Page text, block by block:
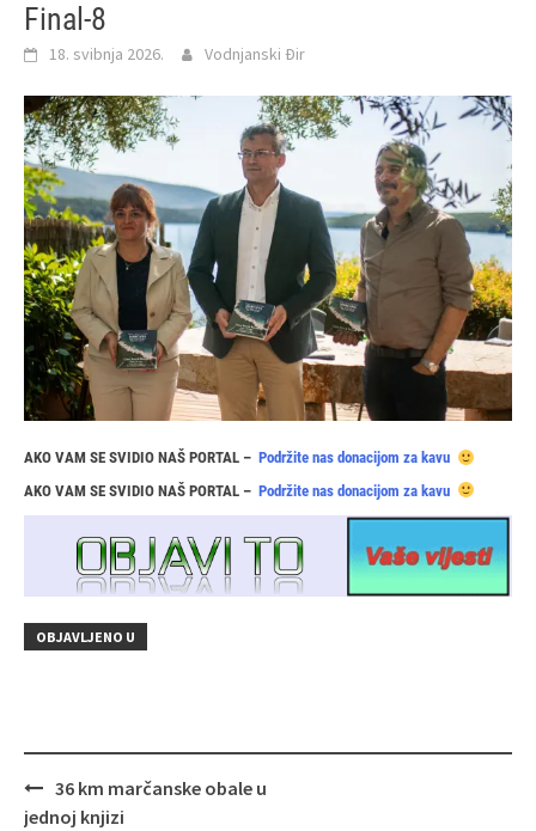
Final-8
18. svibnja 2026. Vodnjanski Đir
AKO VAM SE SVIDIO NAŠ PORTAL – Podržite nas donacijom za kavu
AKO VAM SE SVIDIO NAŠ PORTAL – Podržite nas donacijom za kavu
OBJAVLJENO U
Navigacija
objava
36 km marčanske obale u
jednoj knjizi